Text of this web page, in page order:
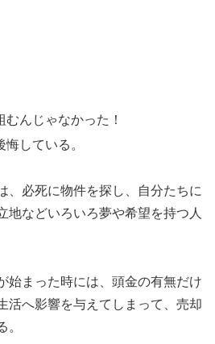
んじゃなかった！
している。
、必死に物件を探し、自分たちに
地などいろいろ夢や希望を持つ人
始まった時には、頭金の有無だけ
活へ影響を与えてしまって、売却
。